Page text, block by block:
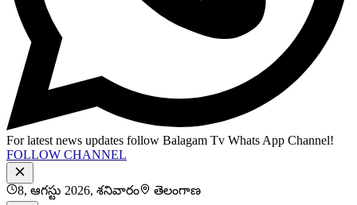
For latest news updates follow Balagam Tv Whats App Channel!
FOLLOW CHANNEL
8, ఆగస్టు 2026, శనివారం తెలంగాణ